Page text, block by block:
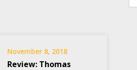
November 8, 2018
Review: Thomas